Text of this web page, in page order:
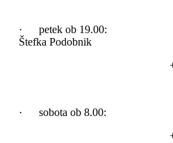
· petek ob 19.00: +
Štefka Podobnik
· sobota ob 8.00: +